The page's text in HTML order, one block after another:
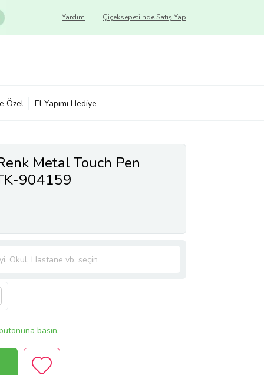
Çiçeksepeti'nde Satış Yap
Yardım
Özel El Yapımı Hediye
Metal Touch Pen
904159
basın.